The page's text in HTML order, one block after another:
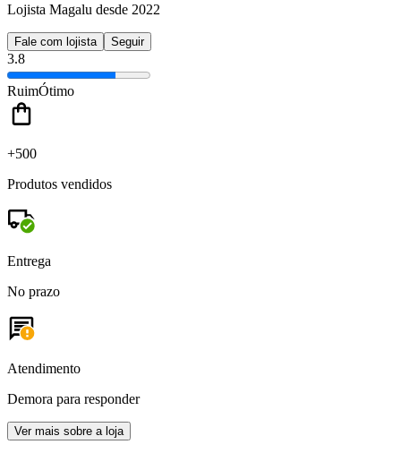
Lojista Magalu desde 2022
Fale com lojista Seguir
3.8
RuimÓtimo
+500
Produtos vendidos
Entrega
No prazo
Atendimento
Demora para responder
Ver mais sobre a loja